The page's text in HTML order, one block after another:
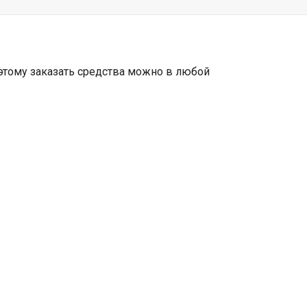
заказать средства можно в любой